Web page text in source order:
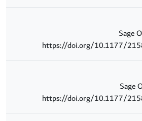
Sage
https://doi.org/10.1177/
Sage
https://doi.org/10.1177/